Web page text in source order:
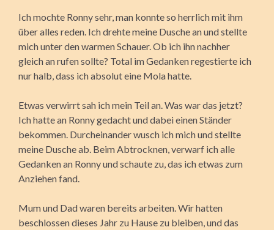
Ich mochte Ronny sehr, man konnte so herrlich mit ihm
über alles reden. Ich drehte meine Dusche an und stellte
mich unter den warmen Schauer. Ob ich ihn nachher
gleich an rufen sollte? Total im Gedanken regestierte ich
nur halb, dass ich absolut eine Mola hatte.
Etwas verwirrt sah ich mein Teil an. Was war das jetzt?
Ich hatte an Ronny gedacht und dabei einen Ständer
bekommen. Durcheinander wusch ich mich und stellte
meine Dusche ab. Beim Abtrocknen, verwarf ich alle
Gedanken an Ronny und schaute zu, das ich etwas zum
Anziehen fand.
Mum und Dad waren bereits arbeiten. Wir hatten
beschlossen dieses Jahr zu Hause zu bleiben, und das